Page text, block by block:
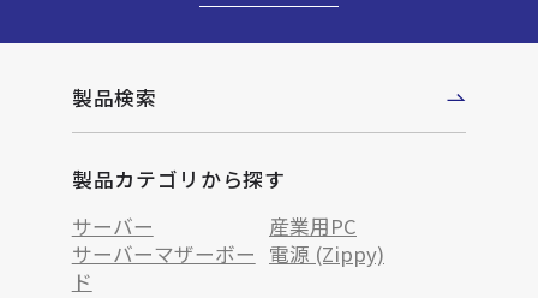
製品検索
製品カテゴリから探す
サーバー
産業用PC
サーバーマザーボー
ド
電源 (Zippy)